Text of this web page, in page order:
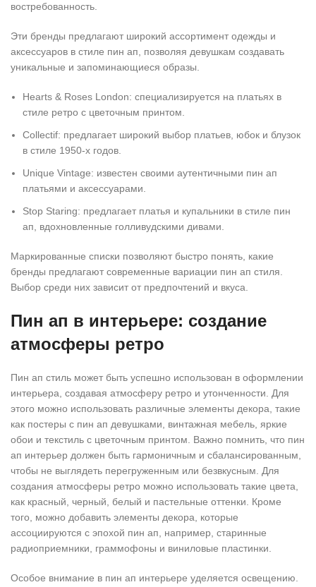
востребованность.
Эти бренды предлагают широкий ассортимент одежды и
аксессуаров в стиле пин ап, позволяя девушкам создавать
уникальные и запоминающиеся образы.
Hearts & Roses London: специализируется на платьях в
стиле ретро с цветочным принтом.
Collectif: предлагает широкий выбор платьев, юбок и блузок
в стиле 1950-х годов.
Unique Vintage: известен своими аутентичными пин ап
платьями и аксессуарами.
Stop Staring: предлагает платья и купальники в стиле пин
ап, вдохновленные голливудскими дивами.
Маркированные списки позволяют быстро понять, какие
бренды предлагают современные вариации пин ап стиля.
Выбор среди них зависит от предпочтений и вкуса.
Пин ап в интерьере: создание
атмосферы ретро
Пин ап стиль может быть успешно использован в оформлении
интерьера, создавая атмосферу ретро и утонченности. Для
этого можно использовать различные элементы декора, такие
как постеры с пин ап девушками, винтажная мебель, яркие
обои и текстиль с цветочным принтом. Важно помнить, что пин
ап интерьер должен быть гармоничным и сбалансированным,
чтобы не выглядеть перегруженным или безвкусным. Для
создания атмосферы ретро можно использовать такие цвета,
как красный, черный, белый и пастельные оттенки. Кроме
того, можно добавить элементы декора, которые
ассоциируются с эпохой пин ап, например, старинные
радиоприемники, граммофоны и виниловые пластинки.
Особое внимание в пин ап интерьере уделяется освещению.